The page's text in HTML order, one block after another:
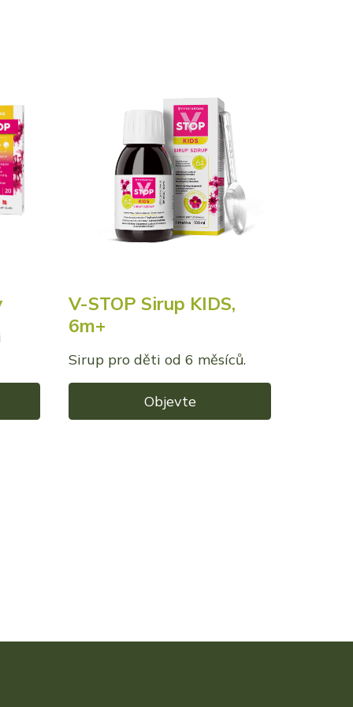
V-STOP Sirup KIDS,
6m+
Sirup pro děti od 6 měsíců.
Objevte